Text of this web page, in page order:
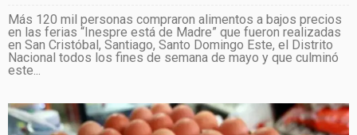
Más 120 mil personas compraron alimentos a bajos precios
en las ferias “Inespre está de Madre” que fueron realizadas
en San Cristóbal, Santiago, Santo Domingo Este, el Distrito
Nacional todos los fines de semana de mayo y que culminó
este...